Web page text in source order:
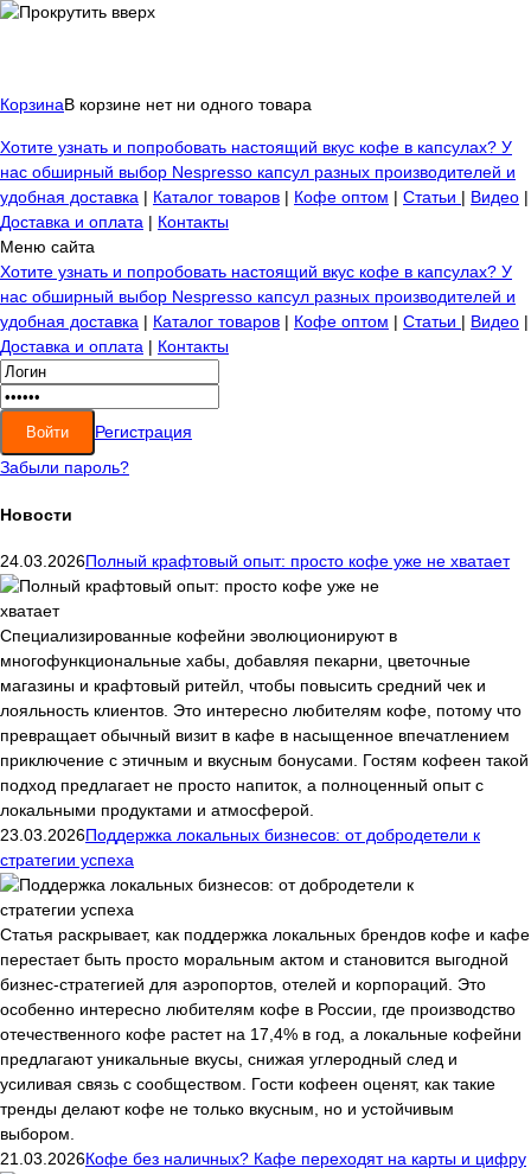
КорзинаВ корзине нет ни одного товара
Хотите узнать и попробовать настоящий вкус кофе в капсулах? У
нас обширный выбор Nespresso капсул разных производителей и
удобная доставка | Каталог товаров | Кофе оптом | Статьи | Видео |
Доставка и оплата | Контакты
Меню сайта
Хотите узнать и попробовать настоящий вкус кофе в капсулах? У
нас обширный выбор Nespresso капсул разных производителей и
удобная доставка | Каталог товаров | Кофе оптом | Статьи | Видео |
Доставка и оплата | Контакты
Регистрация
Забыли пароль?
Новости
24.03.2026Полный крафтовый опыт: просто кофе уже не хватает
Специализированные кофейни эволюционируют в
многофункциональные хабы, добавляя пекарни, цветочные
магазины и крафтовый ритейл, чтобы повысить средний чек и
лояльность клиентов. Это интересно любителям кофе, потому что
превращает обычный визит в кафе в насыщенное впечатлением
приключение с этичным и вкусным бонусами. Гостям кофеен такой
подход предлагает не просто напиток, а полноценный опыт с
локальными продуктами и атмосферой.
23.03.2026Поддержка локальных бизнесов: от добродетели к
стратегии успеха
Статья раскрывает, как поддержка локальных брендов кофе и кафе
перестает быть просто моральным актом и становится выгодной
бизнес-стратегией для аэропортов, отелей и корпораций. Это
особенно интересно любителям кофе в России, где производство
отечественного кофе растет на 17,4% в год, а локальные кофейни
предлагают уникальные вкусы, снижая углеродный след и
усиливая связь с сообществом. Гости кофеен оценят, как такие
тренды делают кофе не только вкусным, но и устойчивым
выбором.
21.03.2026Кофе без наличных? Кафе переходят на карты и цифру